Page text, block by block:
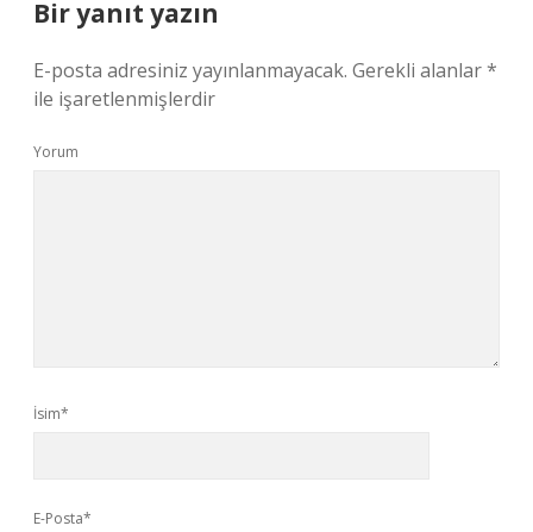
Bir yanıt yazın
E-posta adresiniz yayınlanmayacak. Gerekli alanlar*
ile işaretlenmişlerdir
Yorum
İsim*
E-Posta*